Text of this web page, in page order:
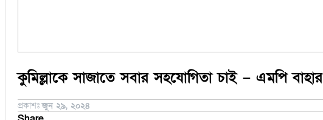
কুমিল্লাকে সাজাতে সবার সহযোগিতা চাই – এমপি বাহার
প্রকাশঃজুন ২৯, ২০২৪